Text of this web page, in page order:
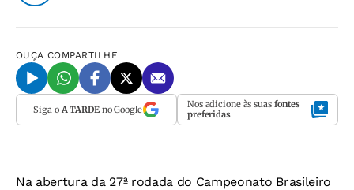
OUÇA COMPARTILHE
Siga o A TARDEno Google Nos adicione às suas fontes
preferidas
Na abertura da 27ª rodada do Campeonato Brasileiro